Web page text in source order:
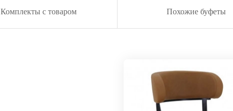
Комплекты с товаром Похожие буфеты